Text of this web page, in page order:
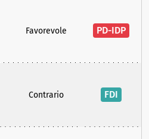
Favorevole PD-IDP
Contrario FDI